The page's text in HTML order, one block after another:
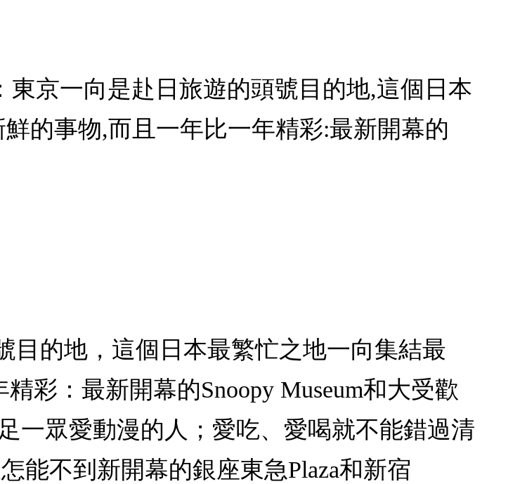
東京一向是赴日旅遊的頭號目的地,這個日本
的事物,而且一年比一年精彩:最新開幕的
目的地，這個日本最繁忙之地一向集結最
彩：最新開幕的Snoopy Museum和大受歡
一眾愛動漫的人；愛吃、愛喝就不能錯過清
能不到新開幕的銀座東急Plaza和新宿